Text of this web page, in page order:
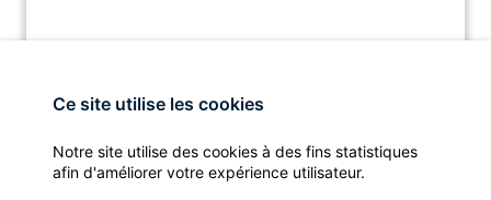
Ce site utilise les cookies
Notre site utilise des cookies à des fins statistiques
afin d'améliorer votre expérience utilisateur.